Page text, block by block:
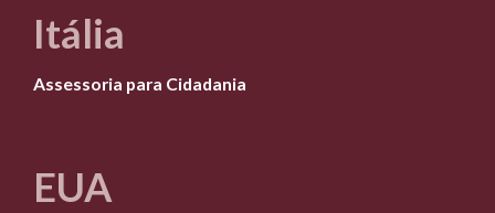
Itália
Assessoria para Cidadania
EUA